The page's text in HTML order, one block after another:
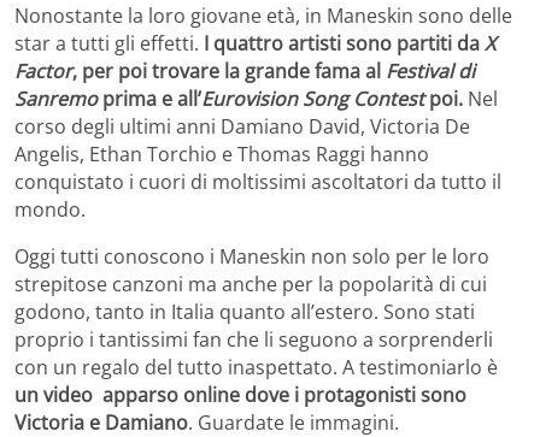
Nonostante la loro giovane età, in Maneskin sono delle
star a tutti gli effetti. I quattro artisti sono partiti daX
Factor, per poi trovare la grande fama al Festival di
Sanremoprima e all’Eurovision Song Contestpoi. Nel
corso degli ultimi anni Damiano David, Victoria De
Angelis, Ethan Torchio e Thomas Raggi hanno
conquistato i cuori di moltissimi ascoltatori da tutto il
mondo.
Oggi tutti conoscono i Maneskin non solo per le loro
strepitose canzoni ma anche per la popolarità di cui
godono, tanto in Italia quanto all’estero. Sono stati
proprio i tantissimi fan che li seguono a sorprenderli
con un regalo del tutto inaspettato. A testimoniarlo è
un video apparso online dove i protagonisti sono
Victoria e Damiano. Guardate le immagini.